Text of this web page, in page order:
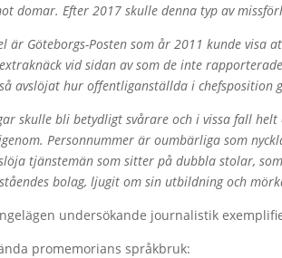
domar. Efter 2017 skulle denna typ av
är Göteborgs-Posten som år 2011 kunde visa
vid sidan av som de inte
avslöjat hur offentliganställda i
skulle bli betydligt svårare och i vissa fall
Personnummer är oumbärliga som
tjänstemän som sitter på dubbla stolar,
bolag, ljugit om sin utbildning och
undersökande journalistik
promemorians språkbruk: